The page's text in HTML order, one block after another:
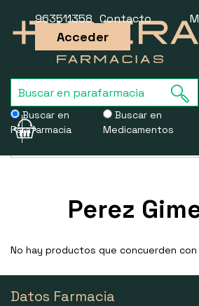
Buscar en
Parafarmacia
Buscar en
Medicamentos
963511358 Contacto
Acceder
Usamos cookies para mejorar la
Perez
No hay productos que concuerden con
Datos Farmacia